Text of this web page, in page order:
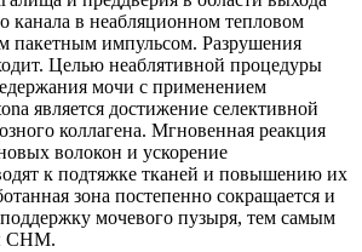
канала в неабляционном тепловом
пакетным импульсом. Разрушения
Целью неаблятивной процедуры
мочи с применением
является достижение селективной
коллагена. Мгновенная реакция
волокон и ускорение
к подтяжке тканей и повышению их
зона постепенно сокращается и
мочевого пузыря, тем самым
СНМ.